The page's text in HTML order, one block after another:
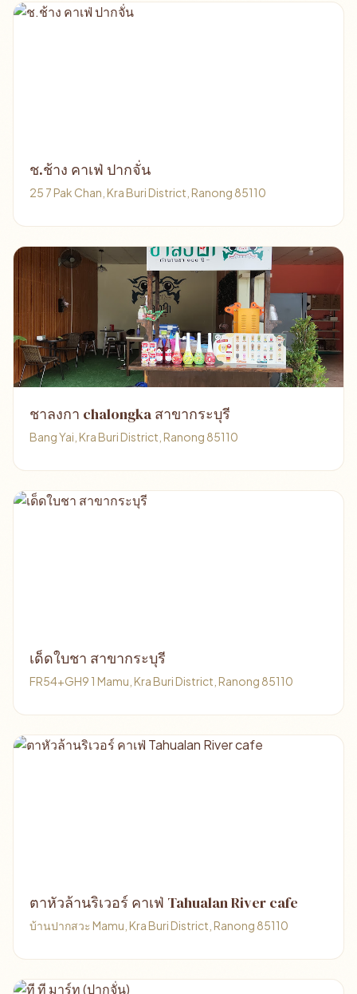
ช.ช้าง คาเฟ่ ปากจั่น
25 7 Pak Chan, Kra Buri District, Ranong 85110
ชาลงกา chalongka สาขากระบุรี
Bang Yai, Kra Buri District, Ranong 85110
เด็ดใบชา สาขากระบุรี
FR54+GH9 1 Mamu, Kra Buri District, Ranong 85110
ตาหัวล้านริเวอร์ คาเฟ่ Tahualan River cafe
บ้านปากสวะ Mamu, Kra Buri District, Ranong 85110